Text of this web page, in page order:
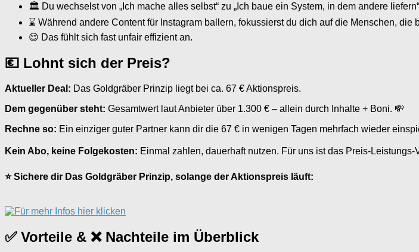
🏛 Du wechselst von „Ich mache alles selbst“ zu „Ich baue ein System, in dem andere
⌛ Während andere Content für Instagram ballern, fokussierst du dich auf die Menschen,
😌 Das fühlt sich fast unfair effizient an.
💶 Lohnt sich der Preis?
Aktueller Deal: Das Goldgräber Prinzip liegt bei ca. 67 € Aktionspreis.
Dem gegenüber steht: Gesamtwert laut Anbieter über 1.300 € – allein durch Inhalte + Boni. 💸
Rechne so: Ein einziger guter Partner kann dir die 67 € in wenigen Tagen mehrfach wieder
Kein Abo, keine Folgekosten: Einmal zahlen, dauerhaft nutzen. Für uns ist das Preis-Leistungs-
⭐ Sichere dir Das Goldgräber Prinzip, solange der Aktionspreis läuft:
✅ Vorteile & ❌ Nachteile im Überblick